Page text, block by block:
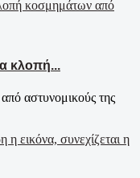
κλοπή...
αστυνομικούς της